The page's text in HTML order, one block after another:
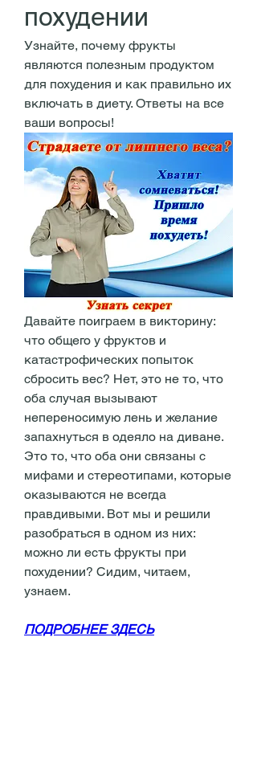
похудении
Узнайте, почему фрукты
являются полезным продуктом
для похудения и как правильно их
включать в диету. Ответы на все
ваши вопросы!
Давайте поиграем в викторину:
что общего у фруктов и
катастрофических попыток
сбросить вес? Нет, это не то, что
оба случая вызывают
непереносимую лень и желание
запахнуться в одеяло на диване.
Это то, что оба они связаны с
мифами и стереотипами, которые
оказываются не всегда
правдивыми. Вот мы и решили
разобраться в одном из них:
можно ли есть фрукты при
похудении? Сидим, читаем,
узнаем.
ПОДРОБНЕЕ ЗДЕСЬ